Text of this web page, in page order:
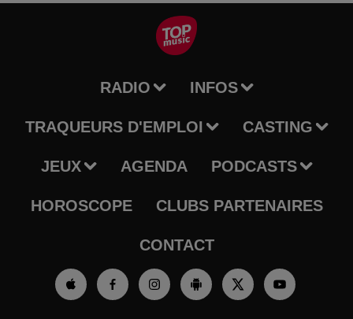
RADIO INFOS
TRAQUEURS D'EMPLOI CASTING
JEUX AGENDA PODCASTS
HOROSCOPE CLUBS PARTENAIRES
CONTACT